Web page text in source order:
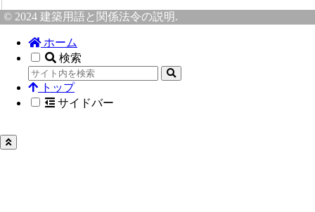
© 2024 建築用語と関係法令の説明.
ホーム
検索
トップ
サイドバー